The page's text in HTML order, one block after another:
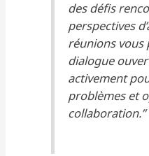
des défis
perspectives
réunions vous
dialogue
activement
problèmes et
collaboration.”